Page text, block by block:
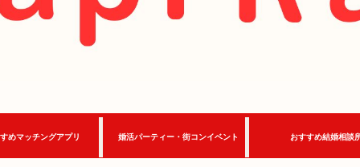
めマッチングアプリ 婚活パーティー・街コンイベント おすすめ結婚相談